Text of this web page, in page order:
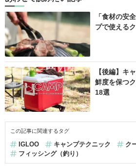
「食材の安
プで使える
【後編】キ
鮮度を保つ
18選
この記事に関連するタグ
IGLOO キャンプテクニック
ク
フィッシング（釣り）